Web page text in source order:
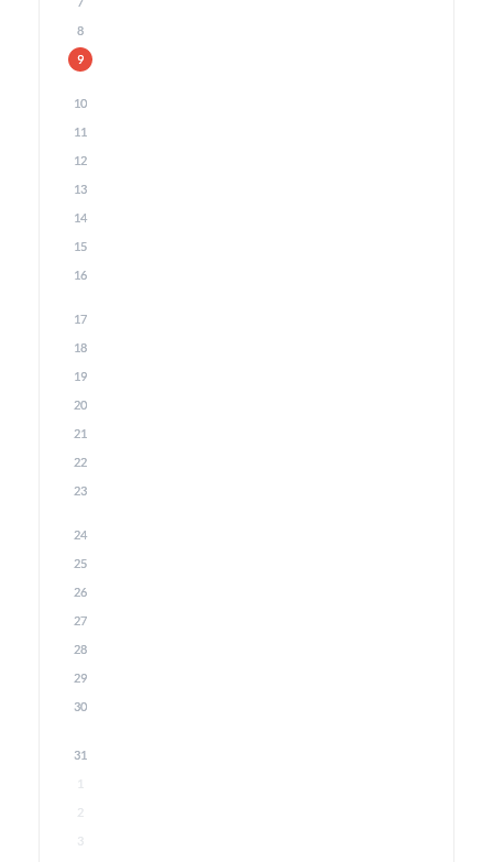
8
9
10
11
12
13
14
15
16
17
18
19
20
21
22
23
24
25
26
27
28
29
30
31
1
2
3